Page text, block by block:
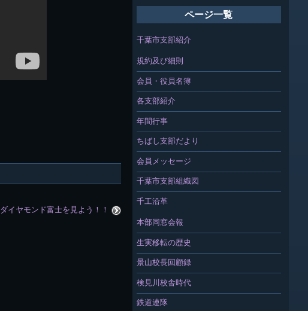
ダイヤモンド富士を見よう！！
ページ一覧
千葉市支部紹介
規約及び細則
会員・役員名簿
各支部紹介
年間行事
ちばし支部だより
会員メッセージ
千葉市支部組織図
千工沿革
本部同窓会報
生実移転の歴史
景山校長回顧録
検見川校舎時代
鉄道連隊